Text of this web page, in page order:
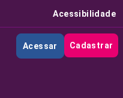
Acessibilidade
Acessar Cadastrar